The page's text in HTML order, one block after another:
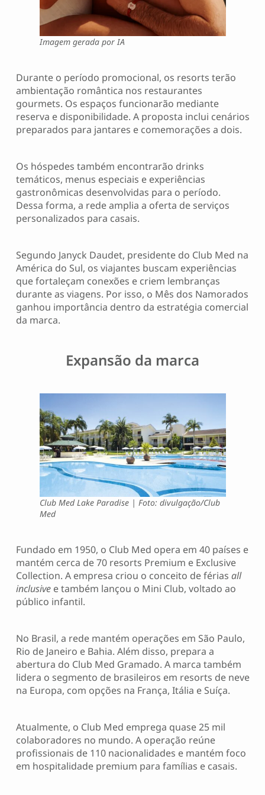
Imagem gerada por IA
Durante o período promocional, os resorts terão
ambientação romântica nos restaurantes
gourmets. Os espaços funcionarão mediante
reserva e disponibilidade. A proposta inclui cenários
preparados para jantares e comemorações a dois.
Os hóspedes também encontrarão drinks
temáticos, menus especiais e experiências
gastronômicas desenvolvidas para o período.
Dessa forma, a rede amplia a oferta de serviços
personalizados para casais.
Segundo Janyck Daudet, presidente do Club Med na
América do Sul, os viajantes buscam experiências
que fortaleçam conexões e criem lembranças
durante as viagens. Por isso, o Mês dos Namorados
ganhou importância dentro da estratégia comercial
da marca.
Expansão da marca
Club Med Lake Paradise | Foto: divulgação/Club
Med
Fundado em 1950, o Club Med opera em 40 países e
mantém cerca de 70 resorts Premium e Exclusive
Collection. A empresa criou o conceito de férias all
inclusivee também lançou o Mini Club, voltado ao
público infantil.
No Brasil, a rede mantém operações em São Paulo,
Rio de Janeiro e Bahia. Além disso, prepara a
abertura do Club Med Gramado. A marca também
lidera o segmento de brasileiros em resorts de neve
na Europa, com opções na França, Itália e Suíça.
Atualmente, o Club Med emprega quase 25 mil
colaboradores no mundo. A operação reúne
profissionais de 110 nacionalidades e mantém foco
em hospitalidade premium para famílias e casais.